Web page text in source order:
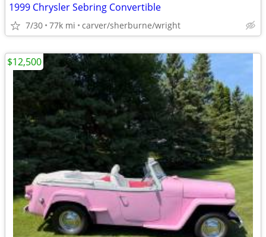
1999 Chrysler Sebring Convertible
7/30 77k mi carver/sherburne/wright
$12,500